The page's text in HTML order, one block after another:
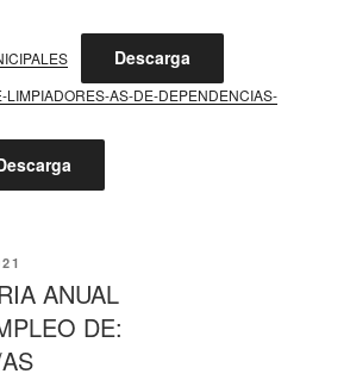
Descarga
LIMPIADORES-AS-DE-DEPENDENCIAS-
ANUAL
DE: